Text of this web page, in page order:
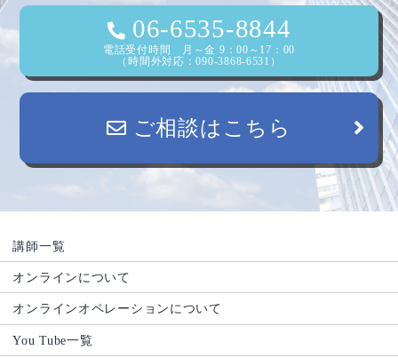
06-6535-8844
電話受付時間 月～金 9：00～17：00
（時間外対応：090-3868-6531）
ご相談はこちら
講師一覧
オンラインについて
オンラインオペレーションについて
You Tube一覧